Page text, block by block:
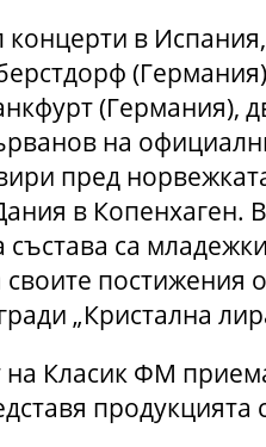
в
(Германия),
на
пред
в Копенхаген.
са
постижения
„Кристална
на Класик ФМ
продукцията